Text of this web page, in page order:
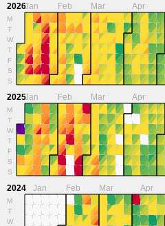
2026
M
T
W
T
F
S
S
Jan Feb Mar Apr
2025
M
T
W
T
F
S
S
Jan Feb Mar Apr
2024
M
T
W
Jan Feb Mar Apr